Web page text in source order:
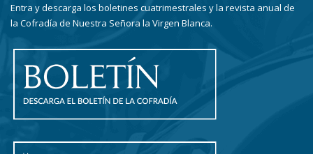
Entra y descarga los boletines cuatrimestrales y la revista anual de
la Cofradía de Nuestra Señora la Virgen Blanca.